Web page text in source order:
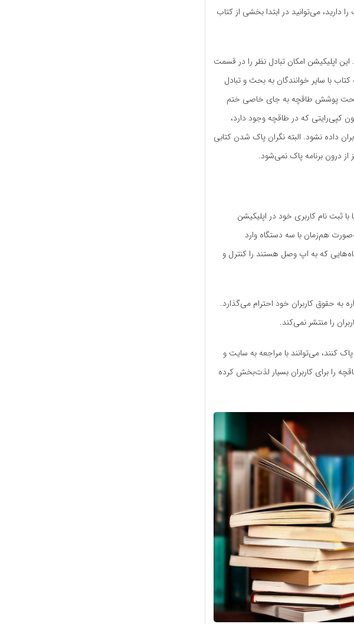
دارید، می‌توانید در ابتدا بخشی از کتاب
اپلیکیشن امکان تبادل نظر را در قسمت
با سایر خوانندگان به بحث و تبادل
تحت پوشش طاقچه به جای خاصی ختم
کپی‌رایتی که در طاقچه وجود دارد،
داده نشود. البته نگران پاک شدن کتابی
از درون ‌برنامه پاک نمی‌شود.
ثبت‌ ‌نام کاربری خود در اپلیکیشن
هم‌زمان با سه دستگاه وارد
که به اپ وصل هستند را کنترل و
به حقوق کاربران خود احترام می‌گذارد.
را منتشر نمی‌کند.
کنند، می‌توانند با مراجعه به سایت و
را برای کاربران بسیار لذت‌بخش کرده